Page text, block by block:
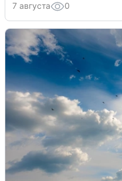
7 августа 0